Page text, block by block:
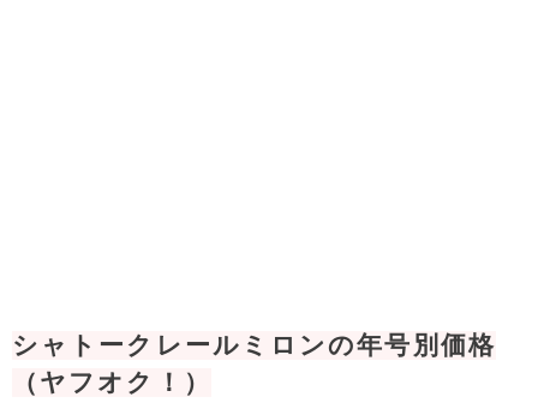
シャトークレールミロンの年号別価格
（ヤフオク！）